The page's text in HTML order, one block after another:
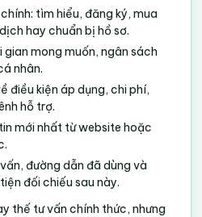
tìm hiểu, đăng ký, mua
hay chuẩn bị hồ sơ.
gian mong muốn, ngân sách
nhân.
điều kiện áp dụng, chi phí,
hỗ trợ.
mới nhất từ website hoặc
đường dẫn đã dùng và
đối chiếu sau này.
thế tư vấn chính thức, nhưng